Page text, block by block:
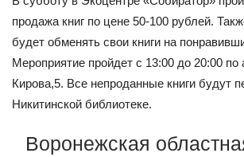
продажа книг по цене 50-100 рублей.
будет обменять свои книги на
Мероприятие пройдет с 13:00 до 20:00 по
Кирова,5. Все непроданные книги будут
Никитинской библиотеке.
Воронежская